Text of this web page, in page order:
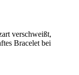
verschweißt,
Bracelet bei